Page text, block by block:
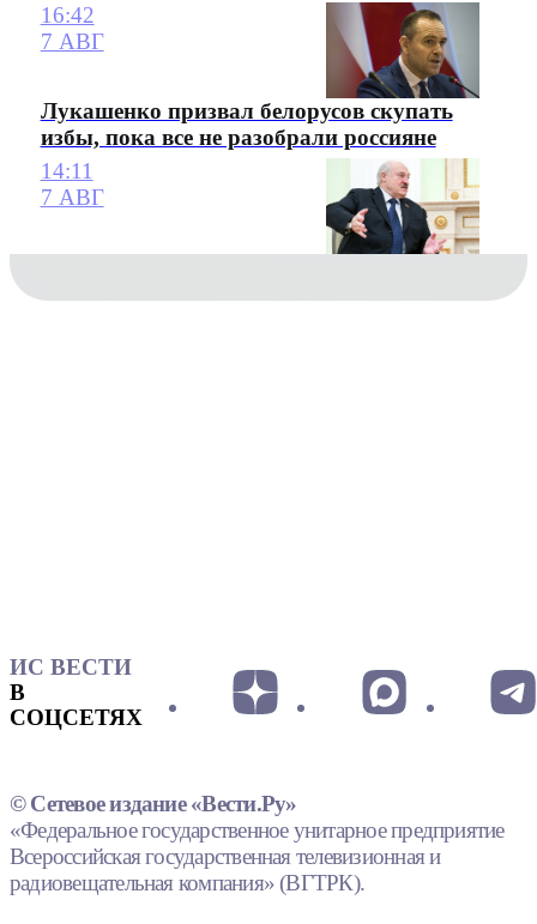
16:42
7 АВГ
Лукашенко призвал белорусов скупать
избы, пока все не разобрали россияне
14:11
7 АВГ
ИС ВЕСТИ
В
СОЦСЕТЯХ
© Сетевое издание «Вести.Ру»
«Федеральное государственное унитарное предприятие
Всероссийская государственная телевизионная и
радиовещательная компания» (ВГТРК).